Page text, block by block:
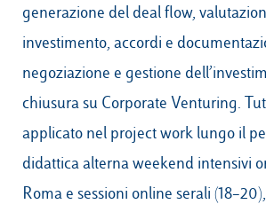
generazione del deal flow,
investimento, accordi e
negoziazione e gestione
chiusura su Corporate Venturing.
applicato nel project work lungo il
didattica alterna weekend intensivi
Roma e sessioni online serali